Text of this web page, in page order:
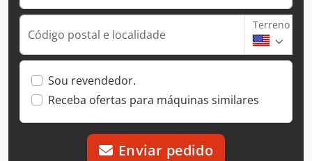
Código postal e localidade
Terreno
Sou revendedor.
Receba ofertas para máquinas similares
Enviar pedido